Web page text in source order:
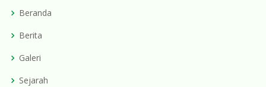
Beranda
Berita
Galeri
Sejarah